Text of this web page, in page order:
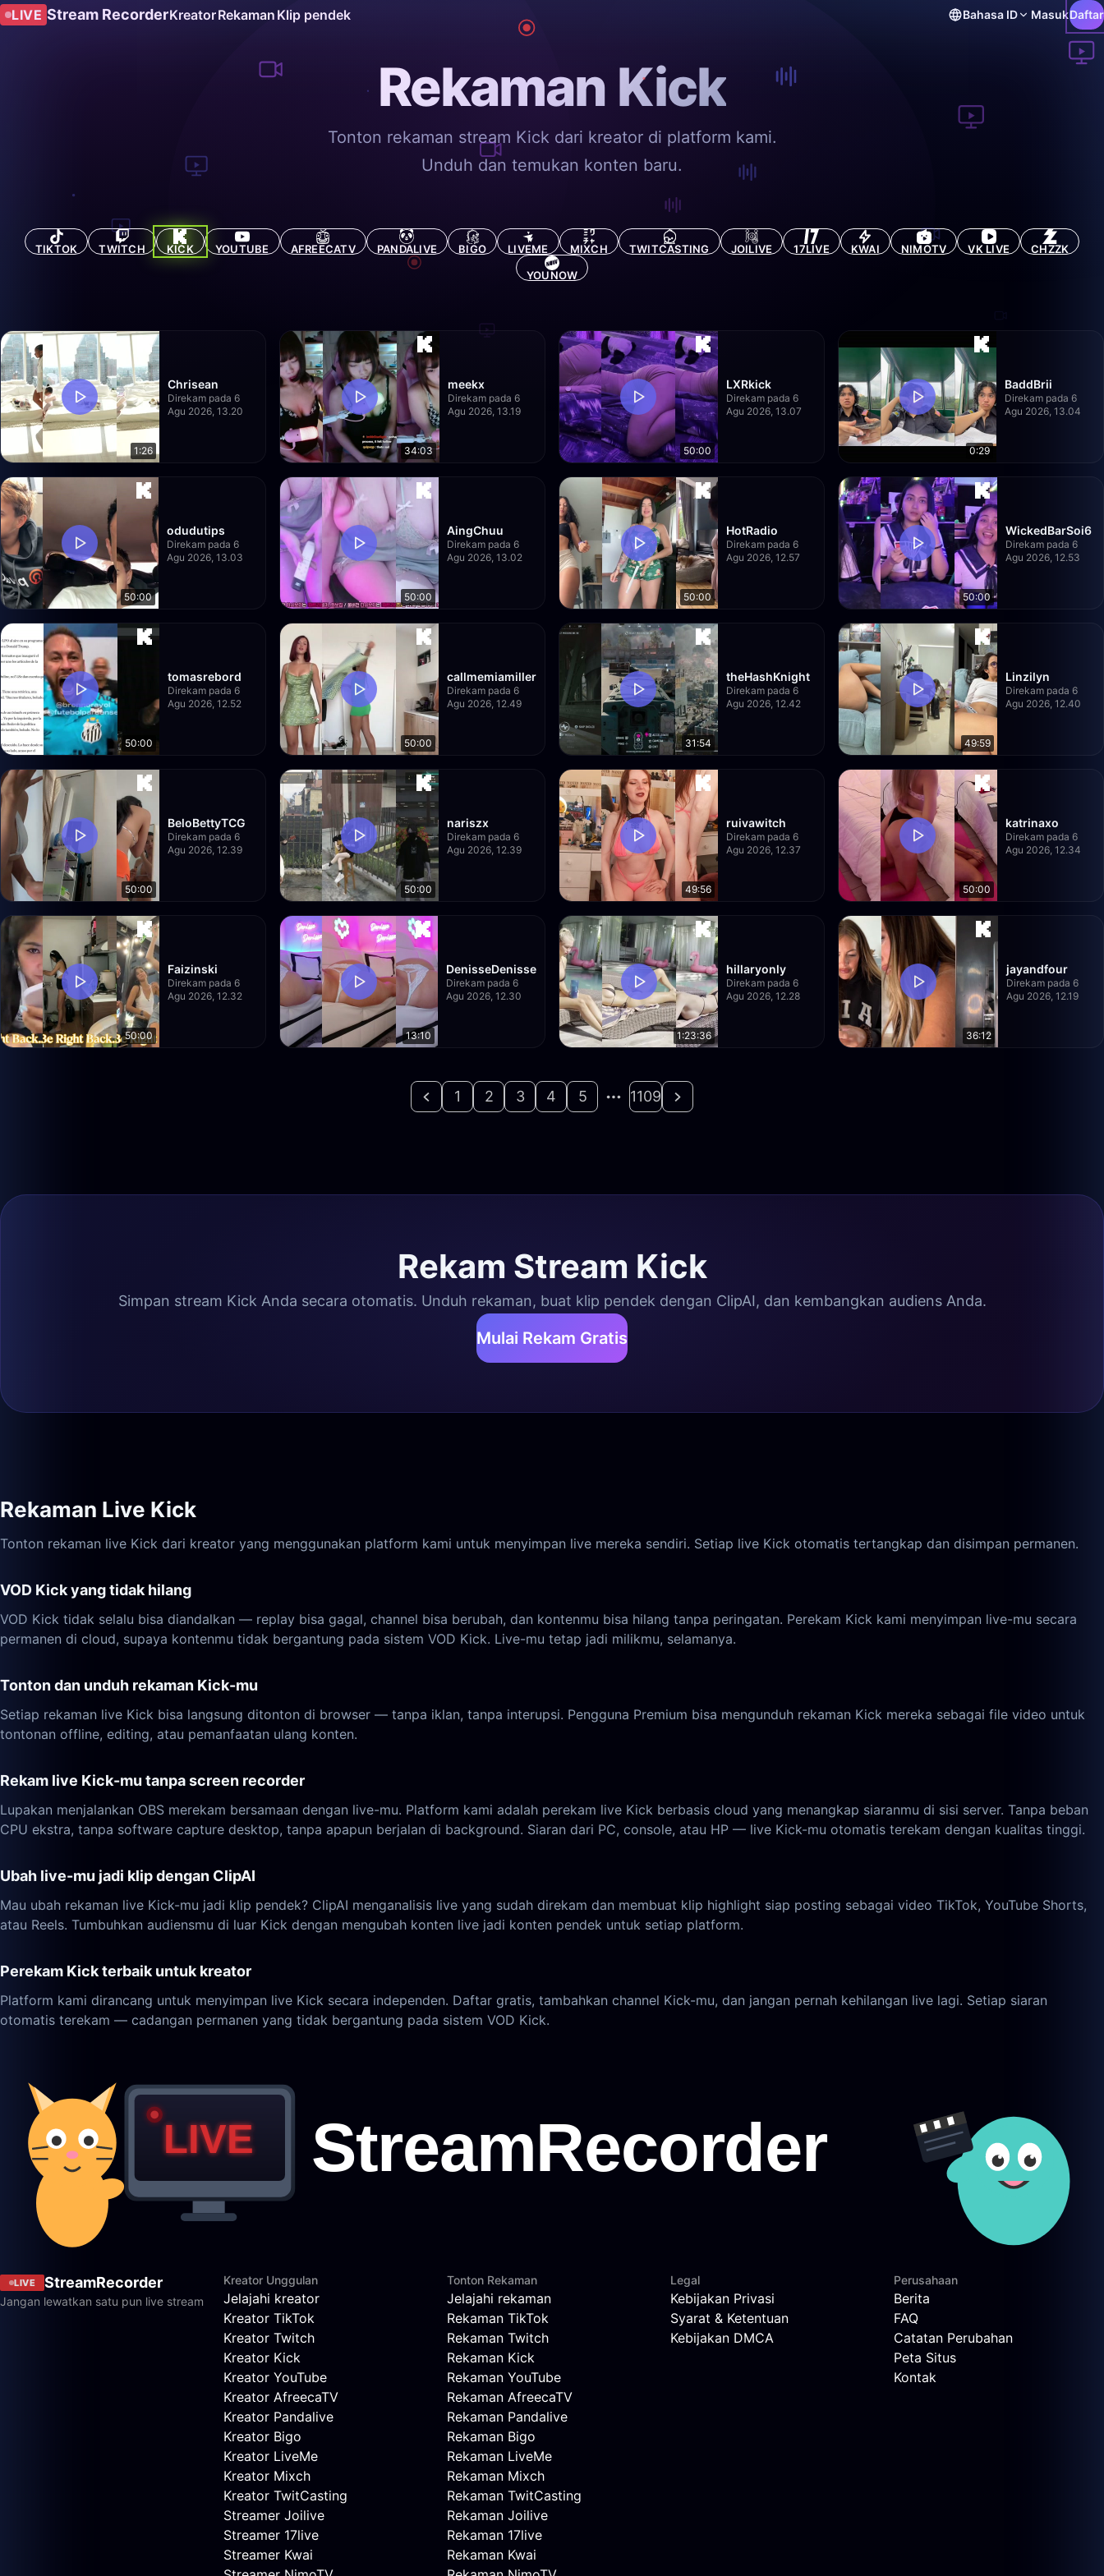
LIVE Stream RecorderKreatorRekaman Klip pendek Bahasa ID MasukDaftar
Rekaman Kick
Tonton rekaman stream Kick dari kreator di platform kami.
Unduh dan temukan konten baru.
TIKTOK TWITCH KICK YOUTUBE AFREECATV PANDALIVE BIGO LIVEME MIXCH TWITCASTING JOILIVE 17LIVE KWAI NIMOTV VK LIVE
CHZZK
YOUNOW
1:26
Chrisean
Direkam pada 6
Agu 2026, 13.20
34:03
meekx
Direkam pada 6
Agu 2026, 13.19
50:00
LXRkick
Direkam pada 6
Agu 2026, 13.07
0:29
BaddBrii
Direkam pada 6
Agu 2026, 13.04
50:00
odudutips
Direkam pada 6
Agu 2026, 13.03
50:00
AingChuu
Direkam pada 6
Agu 2026, 13.02
50:00
HotRadio
Direkam pada 6
Agu 2026, 12.57
50:00
WickedBarSoi6
Direkam pada 6
Agu 2026, 12.53
50:00
tomasrebord
Direkam pada 6
Agu 2026, 12.52
50:00
callmemiamiller
Direkam pada 6
Agu 2026, 12.49
31:54
theHashKnight
Direkam pada 6
Agu 2026, 12.42
49:59
Linzilyn
Direkam pada 6
Agu 2026, 12.40
50:00
BeloBettyTCG
Direkam pada 6
Agu 2026, 12.39
50:00
nariszx
Direkam pada 6
Agu 2026, 12.39
49:56
ruivawitch
Direkam pada 6
Agu 2026, 12.37
50:00
katrinaxo
Direkam pada 6
Agu 2026, 12.34
50:00
Faizinski
Direkam pada 6
Agu 2026, 12.32
13:10
DenisseDenisse
Direkam pada 6
Agu 2026, 12.30
1:23:36
hillaryonly
Direkam pada 6
Agu 2026, 12.28
36:12
jayandfour
Direkam pada 6
Agu 2026, 12.19
1 2 3 4 5 1109
Rekam Stream Kick
Simpan stream Kick Anda secara otomatis. Unduh rekaman, buat klip pendek dengan ClipAI, dan kembangkan audiens Anda.
Mulai Rekam Gratis
Rekaman Live Kick
Tonton rekaman live Kick dari kreator yang menggunakan platform kami untuk menyimpan live mereka sendiri. Setiap live Kick otomatis tertangkap dan disimpan permanen.
VOD Kick yang tidak hilang
VOD Kick tidak selalu bisa diandalkan — replay bisa gagal, channel bisa berubah, dan kontenmu bisa hilang tanpa peringatan. Perekam Kick kami menyimpan live-mu secara
permanen di cloud, supaya kontenmu tidak bergantung pada sistem VOD Kick. Live-mu tetap jadi milikmu, selamanya.
Tonton dan unduh rekaman Kick-mu
Setiap rekaman live Kick bisa langsung ditonton di browser — tanpa iklan, tanpa interupsi. Pengguna Premium bisa mengunduh rekaman Kick mereka sebagai file video untuk
tontonan offline, editing, atau pemanfaatan ulang konten.
Rekam live Kick-mu tanpa screen recorder
Lupakan menjalankan OBS merekam bersamaan dengan live-mu. Platform kami adalah perekam live Kick berbasis cloud yang menangkap siaranmu di sisi server. Tanpa beban
CPU ekstra, tanpa software capture desktop, tanpa apapun berjalan di background. Siaran dari PC, console, atau HP — live Kick-mu otomatis terekam dengan kualitas tinggi.
Ubah live-mu jadi klip dengan ClipAI
Mau ubah rekaman live Kick-mu jadi klip pendek? ClipAI menganalisis live yang sudah direkam dan membuat klip highlight siap posting sebagai video TikTok, YouTube Shorts,
atau Reels. Tumbuhkan audiensmu di luar Kick dengan mengubah konten live jadi konten pendek untuk setiap platform.
Perekam Kick terbaik untuk kreator
Platform kami dirancang untuk menyimpan live Kick secara independen. Daftar gratis, tambahkan channel Kick-mu, dan jangan pernah kehilangan live lagi. Setiap siaran
otomatis terekam — cadangan permanen yang tidak bergantung pada sistem VOD Kick.
LIVE StreamRecorder
Jangan lewatkan satu pun live stream
Kreator Unggulan
Jelajahi kreator
Kreator TikTok
Kreator Twitch
Kreator Kick
Kreator YouTube
Kreator AfreecaTV
Kreator Pandalive
Kreator Bigo
Kreator LiveMe
Kreator Mixch
Kreator TwitCasting
Streamer Joilive
Streamer 17live
Streamer Kwai
Tonton Rekaman
Jelajahi rekaman
Rekaman TikTok
Rekaman Twitch
Rekaman Kick
Rekaman YouTube
Rekaman AfreecaTV
Rekaman Pandalive
Rekaman Bigo
Rekaman LiveMe
Rekaman Mixch
Rekaman TwitCasting
Rekaman Joilive
Rekaman 17live
Rekaman Kwai
Legal
Kebijakan Privasi
Syarat & Ketentuan
Kebijakan DMCA
Perusahaan
Berita
FAQ
Catatan Perubahan
Peta Situs
Kontak